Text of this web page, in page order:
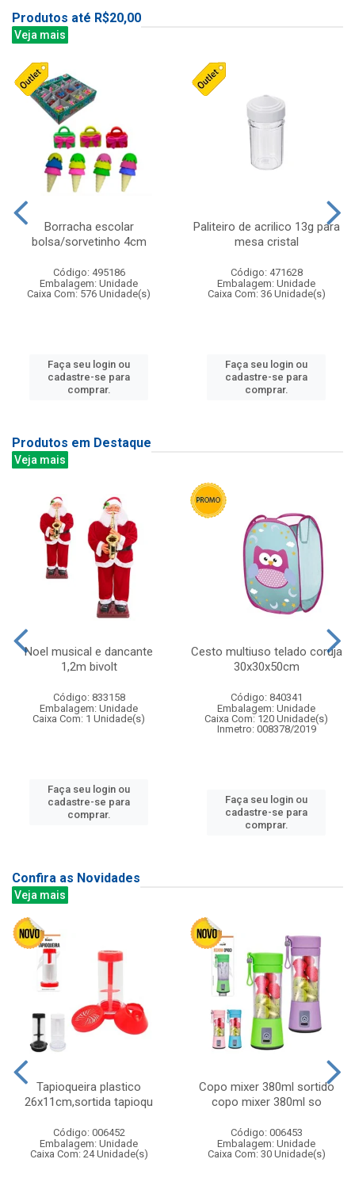
Produtos até R$20,00
Veja mais
Borracha escolar
bolsa/sorvetinho 4cm
Código: 495186
Embalagem: Unidade
Caixa Com: 576 Unidade(s)
Faça seu login ou
cadastre-se para
comprar.
Paliteiro de acrilico 13g para
mesa cristal
Código: 471628
Embalagem: Unidade
Caixa Com: 36 Unidade(s)
Faça seu login ou
cadastre-se para
comprar.
Produtos em Destaque
Veja mais
Noel musical e dancante
1,2m bivolt
Código: 833158
Embalagem: Unidade
Caixa Com: 1 Unidade(s)
Faça seu login ou
cadastre-se para
comprar.
Cesto multiuso telado coruja
30x30x50cm
Código: 840341
Embalagem: Unidade
Caixa Com: 120 Unidade(s)
Inmetro: 008378/2019
Faça seu login ou
cadastre-se para
comprar.
Confira as Novidades
Veja mais
Tapioqueira plastico
26x11cm,sortida tapioqu
Código: 006452
Embalagem: Unidade
Caixa Com: 24 Unidade(s)
Copo mixer 380ml sortido
copo mixer 380ml so
Código: 006453
Embalagem: Unidade
Caixa Com: 30 Unidade(s)